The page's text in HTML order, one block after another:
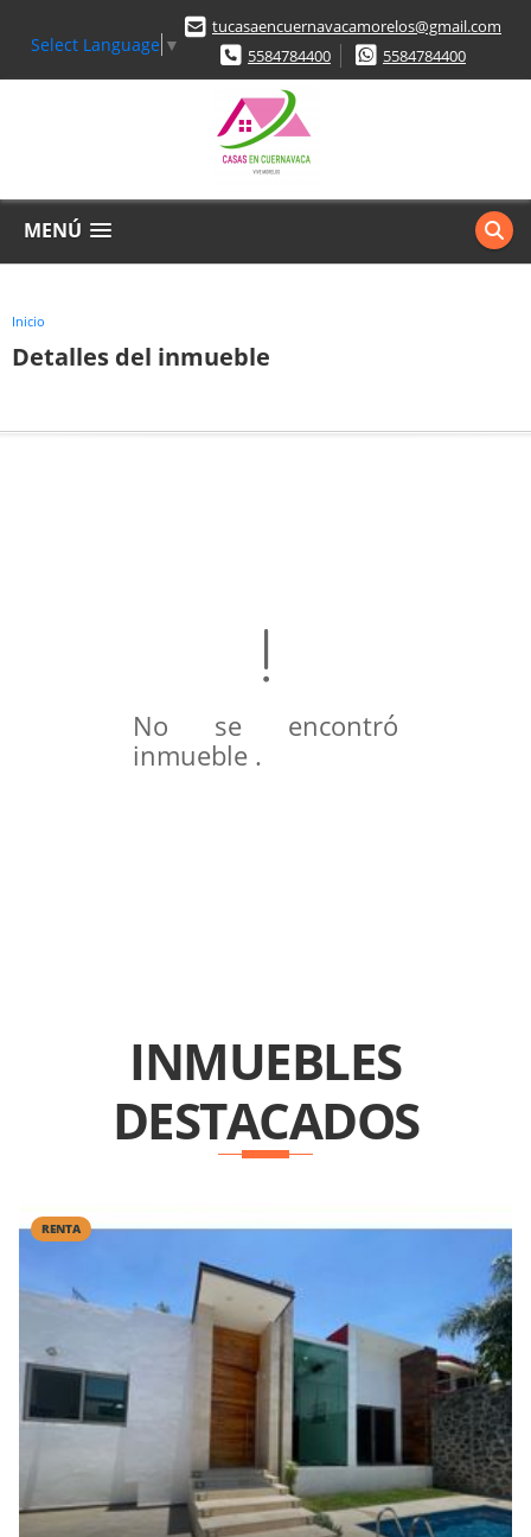
Select Language ▼
tucasaencuernavacamorelos@gmail.com
5584784400
5584784400
MENÚ
Inicio
Detalles del inmueble
No se encontró
inmueble .
INMUEBLES
DESTACADOS
RENTA